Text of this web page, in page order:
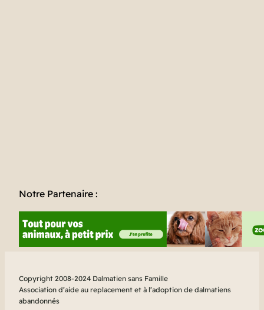
Notre Partenaire :
Copyright 2008-2024 Dalmatien sans Famille
Association d’aide au replacement et à l’adoption de dalmatiens
abandonnés